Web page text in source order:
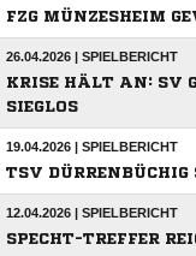
FZG MÜNZESHEIM
26.04.2026 | SPIELBERICHT
KRISE HÄLT AN: SV
SIEGLOS
19.04.2026 | SPIELBERICHT
TSV
12.04.2026 | SPIELBERICHT
SPECHT-TREFFER